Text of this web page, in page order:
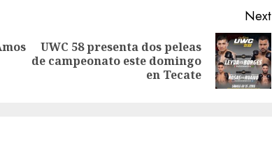
Next
UWC 58 presenta dos peleas
de campeonato este domingo
en Tecate